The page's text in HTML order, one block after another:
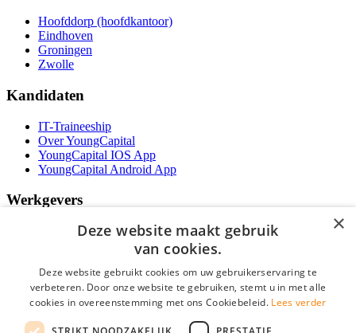
Hoofddorp (hoofdkantoor)
Eindhoven
Groningen
Zwolle
Kandidaten
IT-Traineeship
Over YoungCapital
YoungCapital IOS App
YoungCapital Android App
Werkgevers
Het concept
Contractvormen
Brochure aanvragen
Vacature aanmelden
×
Deze website maakt gebruik
van cookies.
Deze website gebruikt cookies om uw gebruikerservaring te
verbeteren. Door onze website te gebruiken, stemt u in met alle
cookies in overeenstemming met ons Cookiebeleid. Lees verder